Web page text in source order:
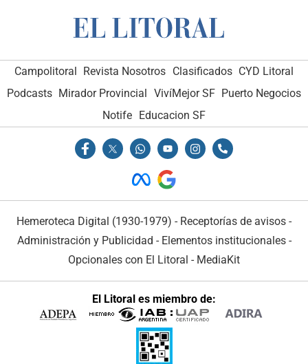
Campolitoral Revista Nosotros Clasificados CYD Litoral
Podcasts Mirador Provincial VivíMejor SF Puerto Negocios
Notife Educacion SF
Hemeroteca Digital (1930-1979) - Receptorías de avisos -
Administración y Publicidad - Elementos institucionales-
Opcionales con El Litoral - MediaKit
El Litoral es miembro de: